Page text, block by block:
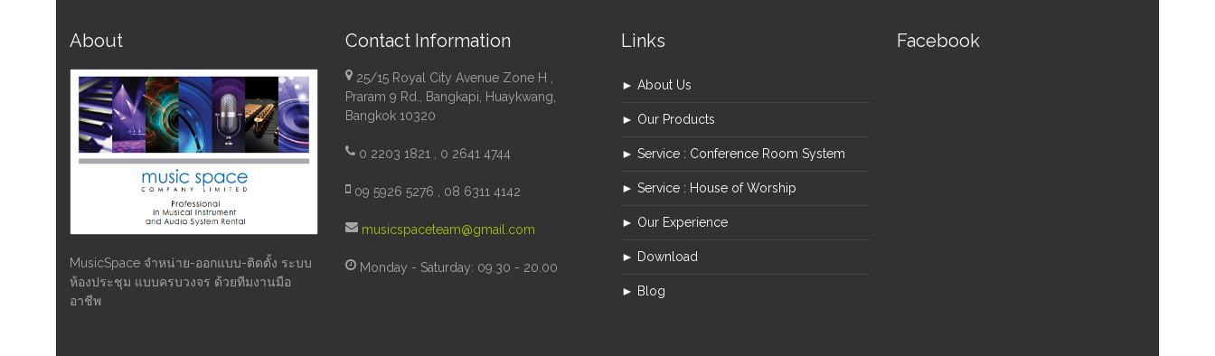
About
MusicSpace จำหน่าย-ออกแบบ-ติดตั้ง ระบบ
ห้องประชุม แบบครบวงจร ด้วยทีมงานมือ
อาชีพ
Contact Information
25/15 Royal City Avenue Zone H ,
Praram 9 Rd., Bangkapi, Huaykwang,
Bangkok 10320
0 2203 1821 , 0 2641 4744
09 5926 5276 , 08 6311 4142
musicspaceteam@gmail.com
Monday - Saturday: 09.30 - 20.00
Links
► About Us
► Our Products
► Service : Conference Room System
► Service : House of Worship
► Our Experience
► Download
► Blog
Facebook